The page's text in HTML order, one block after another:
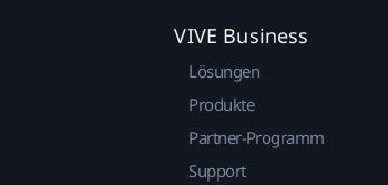
VIVE Business
Lösungen
Produkte
Partner-Programm
Support